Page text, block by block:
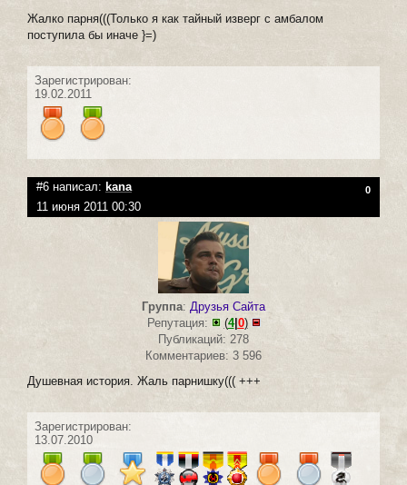
Жалко парня(((Только я как тайный изверг с амбалом
поступила бы иначе }=)
Зарегистрирован:
19.02.2011
#6 написал: kana 0
11 июня 2011 00:30
Группа: Друзья Сайта
Репутация:
(4|0)
Публикаций: 278
Комментариев: 3 596
Душевная история. Жаль парнишку((( +++
Зарегистрирован:
13.07.2010